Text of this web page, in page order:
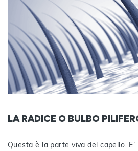
LA RADICE O BULBO
Questa è la parte viva del capello.